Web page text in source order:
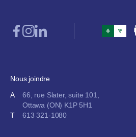
Nous joindre
A
66, rue Slater, suite 101,
Ottawa (ON) K1P 5H1
T
613 321-1080